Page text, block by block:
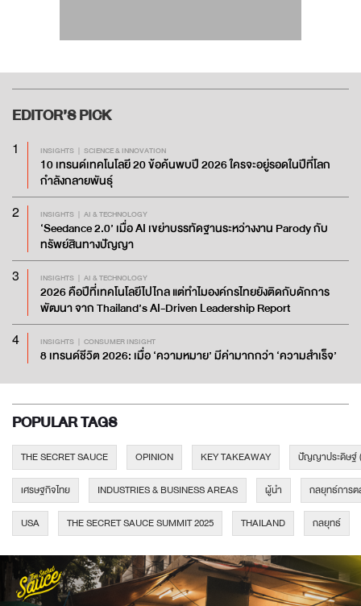
EDITOR’SPICK
1 INSIGHTS SCIENCE & INNOVATION
10 เทรนด์เทคโนโลยี 20 ข้อค้นพบปี 2026 ใครจะอยู่รอดในปีที่โลก
กำลังกลายพันธุ์
2 INSIGHTS AI & TECHNOLOGY
‘Seedance 2.0’ เมื่อ AI เขย่าบรรทัดฐานระหว่างงาน Parody กับ
ทรัพย์สินทางปัญญา
3 INSIGHTS AI & TECHNOLOGY
2026 คือปีที่เทคโนโลยีไปไกล แต่ทำไมองค์กรไทยยังติดกับดักการ
พัฒนา จาก Thailand’s AI-Driven Leadership Report
4 INSIGHTS CONSUMER INSIGHT
8 เทรนด์ชีวิต 2026: เมื่อ ‘ความหมาย’ มีค่ามากกว่า ‘ความสำเร็จ’
POPULAR TAGS
THE SECRET SAUCE OPINION KEY TAKEAWAY ปัญญาประดิษฐ์
เศรษฐกิจไทย INDUSTRIES & BUSINESS AREAS ผู้นำ กลยุทธ์การ
USA THE SECRET SAUCE SUMMIT 2025 THAILAND กลยุทธ์